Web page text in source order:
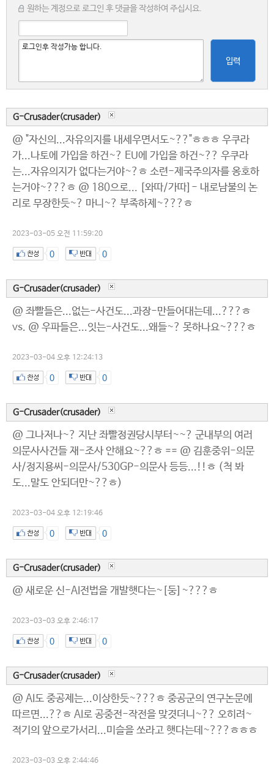
원하는 계정으로 로그인 후 댓글을 작성하여 주십시요.
입력
G-Crusader(crusader)
@ "자신의...자유의지를 내세우면서도~??"ㅎㅎㅎ 우쿠라
가...나토에 가입을 하건~? EU에 가입을 하건~?? 우쿠라
는...자유의지가 없다는거야~?ㅎ 소련-제국주의자를 옹호하
는거야~???ㅎ @ 180으로... [와따/가따]- 내로남불의 논
리로 무장한듯~? 마니~? 부족하제~???ㅎ
2023-03-05 오전 11:59:20
0 0
G-Crusader(crusader)
@ 좌빨들은...없는-사건도...과장-만들어대는데...???ㅎ
vs. @ 우파들은...잇는-사건도...왜들~? 못하나요~???ㅎ
2023-03-04 오후 12:24:13
0 0
G-Crusader(crusader)
@ 그나저나~? 지난 좌빨정권당시부터~~? 군내부의 여러
의문사사건들 재-조사 안해요~??ㅎ == @ 김훈중위-의문
사/정지용씨-의문사/530GP-의문사 등등...!!ㅎ (척 봐
도...말도 안되더만~??ㅎ)
2023-03-04 오후 12:19:46
0 0
G-Crusader(crusader)
@ 새로운 신-AI전법을 개발햇다는~[둥]~???ㅎ
2023-03-03 오후 2:46:17
0 0
G-Crusader(crusader)
@ AI도 중공제는...이상한듯~???ㅎ 중공군의 연구논문에
따르면...??ㅎ AI로 공중전-작전을 맞겻더니~?? 오히려~
적기의 앞으로가서리...미슬을 쏘라고 햇다는데~???ㅎㅎㅎ
2023-03-03 오후 2:44:46